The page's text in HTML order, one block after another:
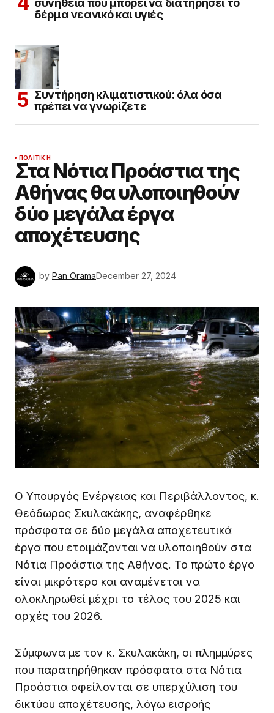
συνήθεια που μπορεί να διατηρήσει το
δέρμα νεανικό και υγιές
Συντήρηση κλιματιστικού: όλα όσα
πρέπει να γνωρίζετε
ΠΟΛΙΤΙΚΉ
Στα Νότια Προάστια της
Αθήνας θα υλοποιηθούν
δύο μεγάλα έργα
αποχέτευσης
by Pan OramaDecember 27, 2024
Ο Υπουργός Ενέργειας και Περιβάλλοντος, κ.
Θεόδωρος Σκυλακάκης, αναφέρθηκε
πρόσφατα σε δύο μεγάλα αποχετευτικά
έργα που ετοιμάζονται να υλοποιηθούν στα
Νότια Προάστια της Αθήνας. Το πρώτο έργο
είναι μικρότερο και αναμένεται να
ολοκληρωθεί μέχρι το τέλος του 2025 και
αρχές του 2026.
Σύμφωνα με τον κ. Σκυλακάκη, οι πλημμύρες
που παρατηρήθηκαν πρόσφατα στα Νότια
Προάστια οφείλονται σε υπερχύλιση του
δικτύου αποχέτευσης, λόγω εισροής